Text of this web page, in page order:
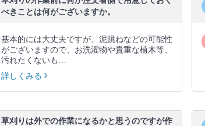
べきことは何がございますか。
基本的には大丈夫ですが、泥跳ねなどの可能性
がございますので、お洗濯物や貴重な植木等、
汚れたくないも…
詳しくみる
草刈りは外での作業になるかと思うのですが作